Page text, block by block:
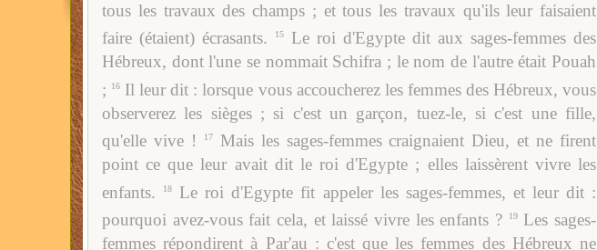
tous les travaux des champs ; et tous les travaux qu'ils leur faisaient
faire (étaient) écrasants.
15
Le roi d'Egypte dit aux sages-femmes des
Hébreux, dont l'une se nommait Schifra ; le nom de l'autre était Pouah
;
16 Il leur dit : lorsque vous accoucherez les femmes des Hébreux, vous
observerez les sièges ; si c'est un garçon, tuez-le, si c'est une fille,
qu'elle vive !
17
Mais les sages-femmes craignaient Dieu, et ne firent
point ce que leur avait dit le roi d'Egypte ; elles laissèrent vivre les
enfants.
18
Le roi d'Egypte fit appeler les sages-femmes, et leur dit :
pourquoi avez-vous fait cela, et laissé vivre les enfants ?
19
Les sages-
femmes répondirent à Par'au : c'est que les femmes des Hébreux ne